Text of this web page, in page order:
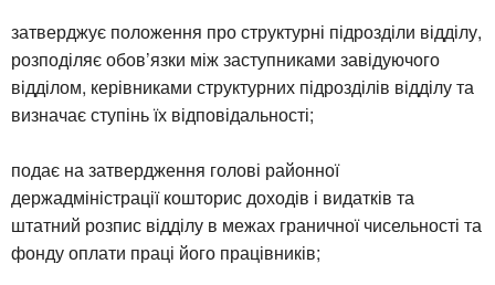
затверджує положення про структурні підрозділи відділу,
розподіляє обов’язки між заступниками завідуючого
відділом, керівниками структурних підрозділів відділу та
визначає ступінь їх відповідальності;
подає на затвердження голові районної
держадміністрації кошторис доходів і видатків та
штатний розпис відділу в межах граничної чисельності та
фонду оплати праці його працівників;